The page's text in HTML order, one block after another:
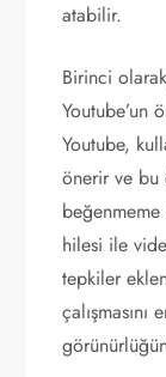
atabilir.
Birinci
Youtube’un
Youtube,
önerir ve bu
beğenmeme
hilesi ile
tepkiler